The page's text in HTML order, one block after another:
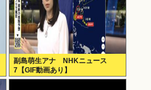
副島萌生アナ NHKニュース
7【GIF動画あり】